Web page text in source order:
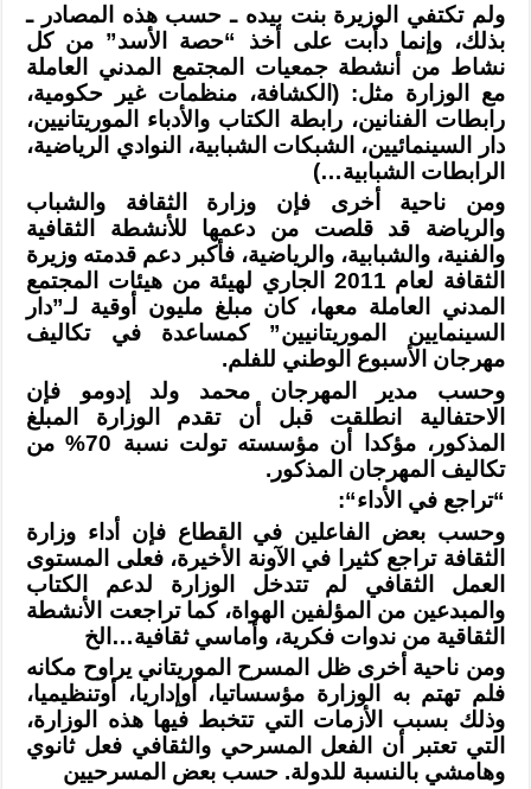
ولم تكتفي الوزيرة بنت بيده ـ حسب هذه المصادر ـ
بذلك، وإنما دأبت على أخذ “حصة
الأسد” من كل
نشاط من أنشطة جمعيات المجتمع المدني العاملة
مع الوزارة مثل: (الكشافة، منظمات غير حكومية،
رابطات الفنانين، رابطة الكتاب والأدباء
الموريتانيين،
دار السينمائيين، الشبكات الشبابية، النوادي الرياضية،
الرابطات الشبابية…)
ومن ناحية أخرى فإن وزارة الثقافة والشباب
والرياضة قد قلصت من دعمها للأنشطة
الثقافية
والفنية، والشبابية، والرياضية، فأكبر دعم قدمته وزيرة
الثقافة لعام 2011
الجاري لهيئة من هيئات المجتمع
المدني العاملة معها، كان مبلغ مليون أوقية لـ”دار
السينمايين الموريتانيين” كمساعدة في تكاليف
مهرجان الأسبوع الوطني للفلم.
وحسب مدير المهرجان محمد ولد إدومو فإن
الاحتفالية انطلقت قبل أن تقدم الوزارة
المبلغ
المذكور، مؤكدا أن مؤسسته تولت نسبة 70% من
تكاليف المهرجان المذكور .
“تراجع في الأداء“:
وحسب بعض الفاعلين في القطاع فإن أداء وزارة
الثقافة تراجع كثيرا في الآونة
الأخيرة، فعلى المستوى
العمل الثقافي لم تتدخل الوزارة لدعم الكتاب
والمبدعين من المؤلفين الهواة، كما تراجعت الأنشطة
الثقاقية من ندوات فكرية، وأماسي ثقافية…الخ
ومن ناحية أخرى ظل المسرح الموريتاني يراوح مكانه
فلم تهتم به الوزارة مؤسساتيا،
أوإداريا، أوتنظيميا،
وذلك بسبب الأزمات التي تتخبط فيها هذه الوزارة،
التي تعتبر
أن الفعل المسرحي والثقافي فعل ثانوي
وهامشي بالنسبة للدولة. حسب بعض المسرحيين